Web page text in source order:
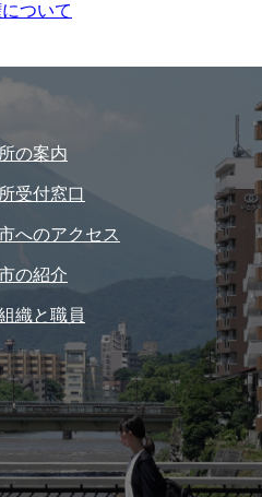
ついて
の案内
受付窓口
へのアクセス
の紹介
織と職員